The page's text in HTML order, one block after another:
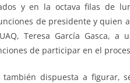
y en la octava filas de
de presidente y quien
Teresa García Gasca, a
de participar en el
también dispuesta a figurar,